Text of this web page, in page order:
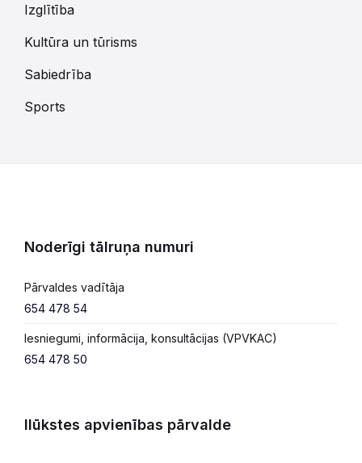
Izglītība
Kultūra un tūrisms
Sabiedrība
Sports
Noderīgi tālruņa numuri
Pārvaldes vadītāja
654 478 54
Iesniegumi, informācija, konsultācijas (VPVKAC)
654 478 50
Ilūkstes apvienības pārvalde